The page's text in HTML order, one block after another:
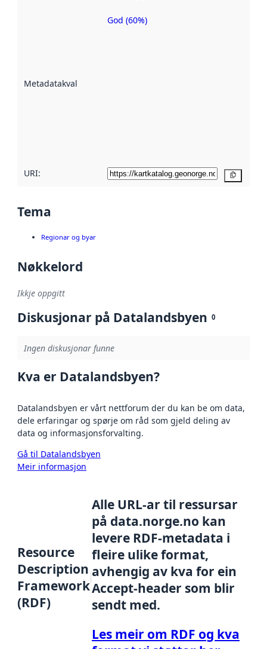
Metadatakvalitet
Metadatakvalitet
God (60%)
URI:
Tema
Regionar og byar
Nøkkelord
Ikkje oppgitt
Diskusjonar på Datalandsbyen 0
Ingen diskusjonar funne
Kva er Datalandsbyen?
Datalandsbyen er vårt nettforum der du kan be om data,
dele erfaringar og spørje om råd som gjeld deling av
data og informasjonsforvalting.
Gå til Datalandsbyen
Meir informasjon
Resource
Description
Framework
(RDF)
Alle URL-ar til ressursar
på data.norge.no kan
levere RDF-metadata i
fleire ulike format,
avhengig av kva for ein
Accept-header som blir
sendt med.
Les meir om RDF og kva